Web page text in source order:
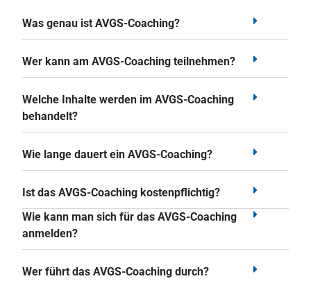
Was genau ist AVGS-Coaching?
Wer kann am AVGS-Coaching teilnehmen?
Welche Inhalte werden im AVGS-Coaching
behandelt?
Wie lange dauert ein AVGS-Coaching?
Ist das AVGS-Coaching kostenpflichtig?
Wie kann man sich für das AVGS-Coaching
anmelden?
Wer führt das AVGS-Coaching durch?